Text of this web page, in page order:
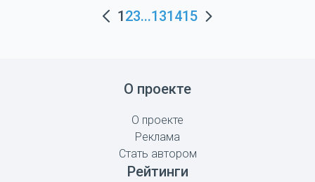
123...131415
О проекте
О проекте
Реклама
Стать автором
Рейтинги